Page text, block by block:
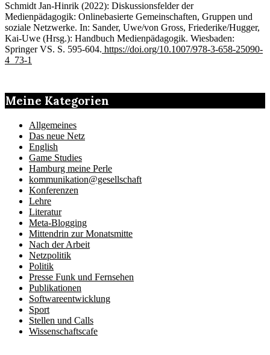
Schmidt Jan-Hinrik (2022): Diskussionsfelder der
Medienpädagogik: Onlinebasierte Gemeinschaften, Gruppen und
soziale Netzwerke. In: Sander, Uwe/von Gross, Friederike/Hugger,
Kai-Uwe (Hrsg.): Handbuch Medienpädagogik. Wiesbaden:
Springer VS. S. 595-604. https://doi.org/10.1007/978-3-658-25090-
4_73-1
Meine Kategorien
Allgemeines
Das neue Netz
English
Game Studies
Hamburg meine Perle
kommunikation@gesellschaft
Konferenzen
Lehre
Literatur
Meta-Blogging
Mittendrin zur Monatsmitte
Nach der Arbeit
Netzpolitik
Politik
Presse Funk und Fernsehen
Publikationen
Softwareentwicklung
Sport
Stellen und Calls
Wissenschaftscafe